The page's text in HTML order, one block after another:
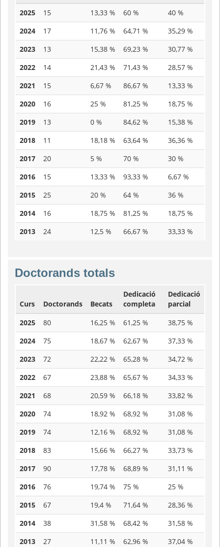
2025
15 13,33 % 60 %
40 %
2024
17 11,76 % 64,71 %
35,29 %
2023
13 15,38 % 69,23 %
30,77 %
2022
14 21,43 % 71,43 %
28,57 %
2021
15 6,67 % 86,67 %
13,33 %
2020
16 25 % 81,25 %
18,75 %
2019
13 0 % 84,62 %
15,38 %
2018
11 18,18 % 63,64 %
36,36 %
2017
20 5 % 70 %
30 %
2016
15 13,33 % 93,33 %
6,67 %
2015
25 20 % 64 %
36 %
2014
16 18,75 % 81,25 %
18,75 %
2013
24 12,5 % 66,67 % 33,33 %
Doctorands totals
Curs Doctorands Becats
Dedicació
completa
Dedicació
parcial
2025
80 16,25 % 61,25 %
38,75 %
2024
75 18,67 % 62,67 %
37,33 %
2023
72 22,22 % 65,28 %
34,72 %
2022
67 23,88 % 65,67 %
34,33 %
2021
68 20,59 % 66,18 %
33,82 %
2020
74 18,92 % 68,92 %
31,08 %
2019
74 12,16 % 68,92 %
31,08 %
2018
83 15,66 % 66,27 %
33,73 %
2017
90 17,78 % 68,89 %
31,11 %
2016
76 19,74 % 75 %
25 %
2015
67 19,4 % 71,64 %
28,36 %
2014
38 31,58 % 68,42 %
31,58 %
2013
27 11,11 % 62,96 % 37,04 %